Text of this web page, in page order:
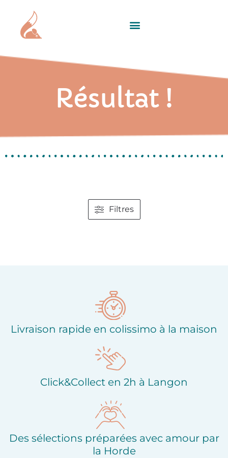
Résultat !
Filtres
Livraison rapide en colissimo à la maison
Click&Collect en 2h à Langon
Des sélections préparées avec amour par
la Horde